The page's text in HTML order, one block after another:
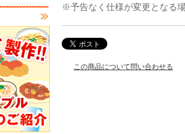
※予告なく仕様が変更となる
この商品について問い合わせる